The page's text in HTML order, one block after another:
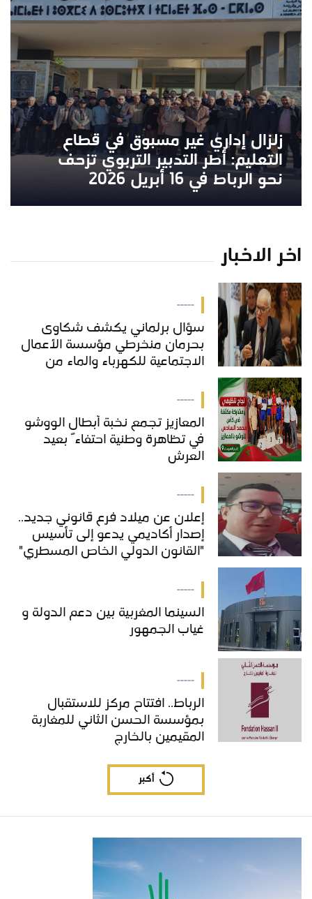
زلزال إداري غير مسبوق في قطاع
التعليم: أطر التدبير التربوي تزحف
نحو الرباط في 16 أبريل 2026
اخر الاخبار
-----
سؤال برلماني يكشف شكاوى
بحرمان منخرطي مؤسسة الأعمال
الاجتماعية للكهرباء والماء من
-----
المعازيز تجمع نخبة أبطال الووشو
في تظاهرة وطنية احتفاءً بعيد
العرش
-----
إعلان عن ميلاد فرع قانوني جديد..
إصدار أكاديمي يدعو إلى تأسيس
"القانون الدولي الخاص المسطري"
-----
السينما المغربية بين دعم الدولة و
غياب الجمهور
-----
الرباط.. افتتاح مركز للاستقبال
بمؤسسة الحسن الثاني للمغاربة
المقيمين بالخارج
أكبر